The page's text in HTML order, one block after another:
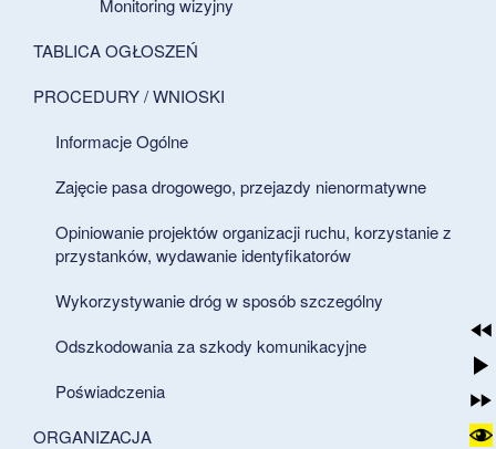
TABLICA OGŁOSZEŃ
PROCEDURY / WNIOSKI
Informacje Ogólne
Zajęcie pasa drogowego, przejazdy nienormatywne
Opiniowanie projektów organizacji ruchu, korzystanie z
przystanków, wydawanie identyfikatorów
Wykorzystywanie dróg w sposób szczególny
Odszkodowania za szkody komunikacyjne
Poświadczenia
ORGANIZACJA